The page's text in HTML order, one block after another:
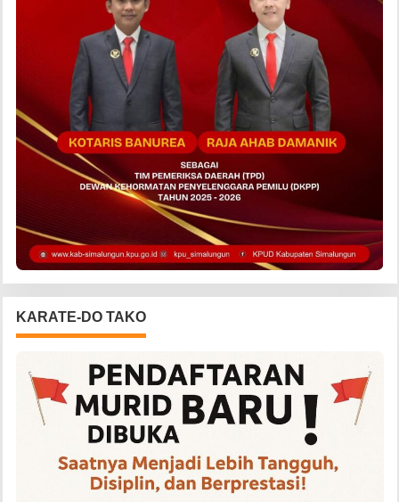
KARATE-DO TAKO